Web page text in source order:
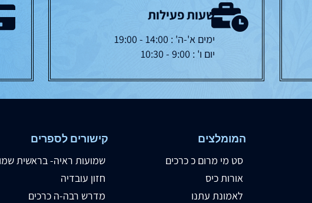
שעות פעילות
ימים א'-ה' : 14:00 - 19:00
יום ו' : 9:00 - 10:30
המומלצים
סט מי מרום כ כרכים
אורות כיס
לאמונת עתנו
קישורים לספרים
שמועות ראיה- בראשית
חזון עובדיה
מדרש רבה-ה כרכים